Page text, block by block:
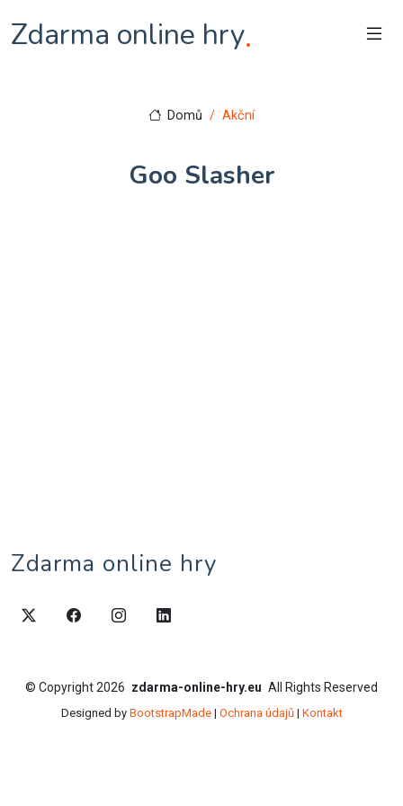
Zdarma online hry.
Domů Akční
Goo Slasher
Zdarma online hry
© Copyright2026 zdarma-online-hry.eu All Rights Reserved
Designed by BootstrapMade| Ochrana údajů| Kontakt